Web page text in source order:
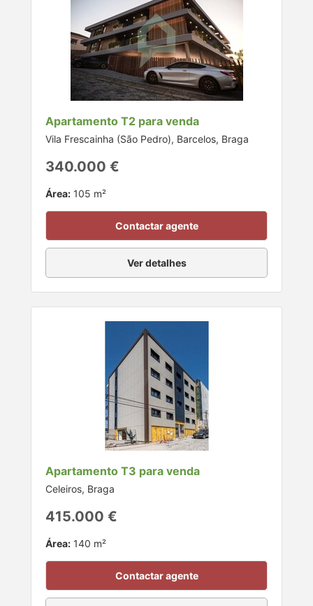
Apartamento T2 para venda
Vila Frescainha (São Pedro), Barcelos, Braga
340.000 €
Área: 105 m²
Contactar agente
Ver detalhes
Apartamento T3 para venda
Celeiros, Braga
415.000 €
Área: 140 m²
Contactar agente